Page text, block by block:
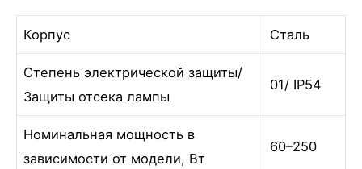
Корпус Сталь
Степень электрической защиты/
Защиты отсека лампы
01/ IP54
Номинальная мощность в
зависимости от модели, Вт
60–250